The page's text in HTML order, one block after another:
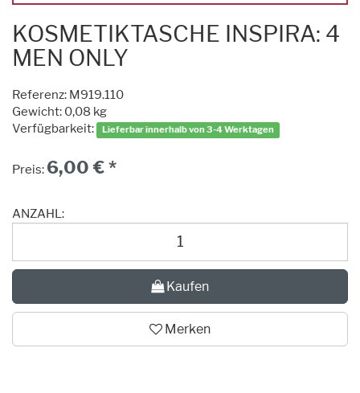
KOSMETIKTASCHE INSPIRA: 4
MEN ONLY
Referenz: M919.110
Gewicht: 0,08 kg
Verfügbarkeit:
Lieferbar innerhalb von 3-4 Werktagen
Preis: 6,00 € *
ANZAHL:
Kaufen
Merken